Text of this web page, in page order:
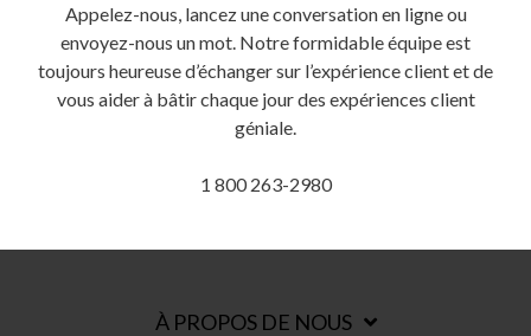
Appelez-nous, lancez une conversation en ligne ou
envoyez-nous un mot. Notre formidable équipe est
toujours heureuse d’échanger sur l’expérience client et de
vous aider à bâtir chaque jour des expériences client
géniale.
1 800 263-2980
À PROPOS DE NOUS